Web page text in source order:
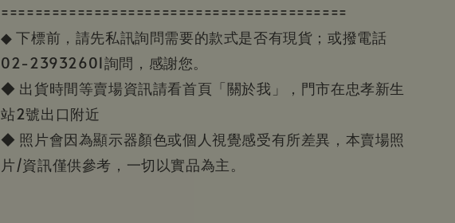
=========================================
◆ 下標前，請先私訊詢問需要的款式是否有現貨；或撥電話
02-23932601詢問，感謝您。
◆ 出貨時間等賣場資訊請看首頁「關於我」，門市在忠孝新生
站2號出口附近
◆ 照片會因為顯示器顏色或個人視覺感受有所差異，本賣場照
片/資訊僅供參考，一切以實品為主。